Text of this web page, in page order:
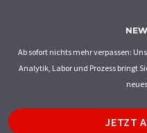
Ab sofort nichts mehr verpassen:
Analytik, Labor und Prozess bringt
JETZT